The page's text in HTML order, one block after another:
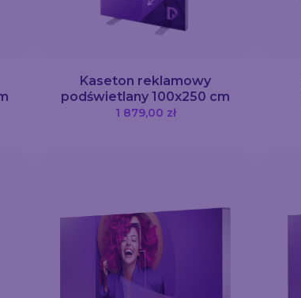
Kaseton reklamowy
podświetlany 100x250 cm
1 879,00 zł